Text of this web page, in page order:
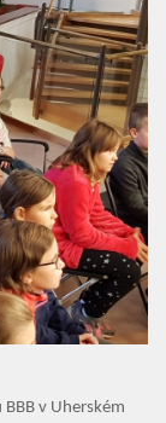
v Uherském